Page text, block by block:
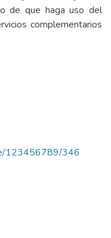
de que haga uso del
complementarios
123456789/346